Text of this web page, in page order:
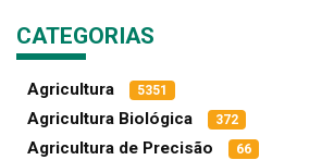
CATEGORIAS
Agricultura 5351
Agricultura Biológica 372
Agricultura de Precisão 66